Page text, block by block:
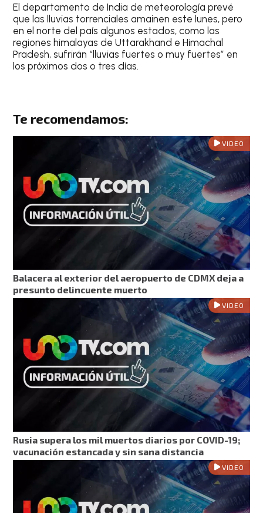
El departamento de India de meteorología prevé
que las lluvias torrenciales amainen este lunes, pero
en el norte del país algunos estados, como las
regiones himalayas de Uttarakhand e Himachal
Pradesh, sufrirán “lluvias fuertes o muy fuertes” en
los próximos dos o tres días.
Te recomendamos:
VIDEO
Balacera al exterior del aeropuerto de CDMX deja a
presunto delincuente muerto
VIDEO
Rusia supera los mil muertos diarios por COVID-19;
vacunación estancada y sin sana distancia
VIDEO